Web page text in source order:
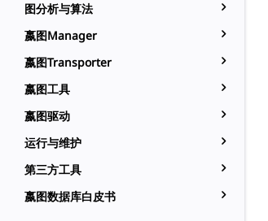
图分析与算法
嬴图Manager
嬴图Transporter
嬴图工具
嬴图驱动
运行与维护
第三方工具
嬴图数据库白皮书